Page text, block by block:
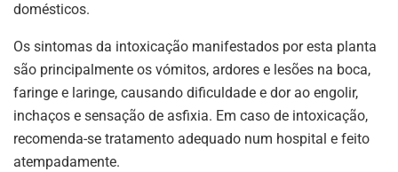
domésticos.
Os sintomas da intoxicação manifestados por esta planta
são principalmente os vómitos, ardores e lesões na boca,
faringe e laringe, causando dificuldade e dor ao engolir,
inchaços e sensação de asfixia. Em caso de intoxicação,
recomenda-se tratamento adequado num hospital e feito
atempadamente.